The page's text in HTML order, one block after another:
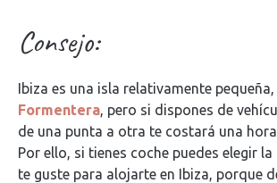
Consejo:
Ibiza es una isla relativamente
Formentera, pero si dispones de
de una punta a otra te costará una
Por ello, si tienes coche puedes elegir
te guste para alojarte en Ibiza, porque